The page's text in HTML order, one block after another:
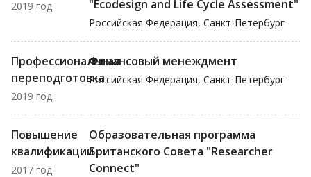
2019 год
"Ecodesign and Life Cycle Assessment"
Российская Федерация, Санкт-Петербург
Профессиональная
переподготовка
2019 год
Финансовый менеждмент
Российская Федерация, Санкт-Петербург
Повышение
квалификации
2017 год
Образовательная программа
Британского Совета "Researcher
Connect"